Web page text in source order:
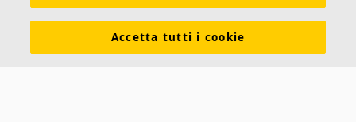
Scarica le nostre brochure Segnalazioni Whistleblowing
Accetta tutti i cookie